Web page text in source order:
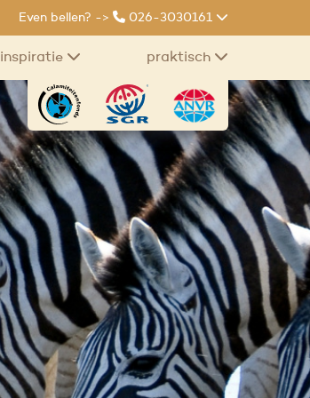
Even bellen? -> 026-3030161
inspiratie praktisch